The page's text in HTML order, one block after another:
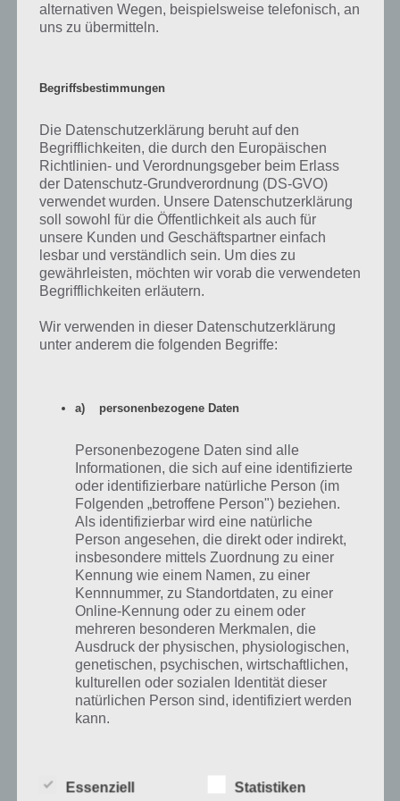
PAUL STELZER-29. APRIL 2024
Lösungen für das tägliche Rätsel - auch für die Bonus
WOHNEN (APRIL 2024) TÄGLICHES
RÄTSEL – ALLE LÖSUNGEN
PAUL STELZER-01. APRIL 2024
[caption id="attachment_11056" align="alignright"
width="150"] 4 Bilder 1 Wort von Lotum[/caption] Alle
Lösungen für das tägliche Rätsel - auch für die Bonus
Rätsel - bei 4 Bilder 1…
alternativen Wegen, beispielsweise telefonisch, an
uns zu übermitteln.
Begriffsbestimmungen
Die Datenschutzerklärung beruht auf den
Begrifflichkeiten, die durch den Europäischen
Richtlinien- und Verordnungsgeber beim Erlass
der Datenschutz-Grundverordnung (DS-GVO)
verwendet wurden. Unsere Datenschutzerklärung
soll sowohl für die Öffentlichkeit als auch für
unsere Kunden und Geschäftspartner einfach
lesbar und verständlich sein. Um dies zu
gewährleisten, möchten wir vorab die verwendeten
Begrifflichkeiten erläutern.
Wir verwenden in dieser Datenschutzerklärung
unter anderem die folgenden Begriffe:
a) personenbezogene Daten
Personenbezogene Daten sind alle
Informationen, die sich auf eine identifizierte
oder identifizierbare natürliche Person (im
Folgenden „betroffene Person") beziehen.
Als identifizierbar wird eine natürliche
Person angesehen, die direkt oder indirekt,
insbesondere mittels Zuordnung zu einer
Kennung wie einem Namen, zu einer
Kennnummer, zu Standortdaten, zu einer
Online-Kennung oder zu einem oder
mehreren besonderen Merkmalen, die
Ausdruck der physischen, physiologischen,
genetischen, psychischen, wirtschaftlichen,
kulturellen oder sozialen Identität dieser
natürlichen Person sind, identifiziert werden
kann.
b) betroffene Person
Essenziell Statistiken